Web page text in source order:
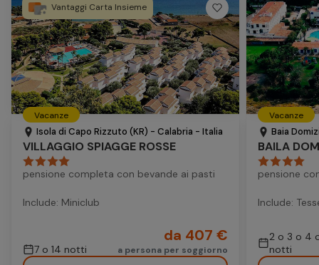
Vantaggi Carta Insieme
Vacanze
Isola di Capo Rizzuto (KR) - Calabria - Italia
VILLAGGIO SPIAGGE ROSSE
pensione completa con bevande ai pasti
Include: Miniclub
7 o 14 notti
da 407 €
a persona per soggiorno
Vacanze
Baia
BAILA
pensione
Include:
2 o 3 o 4
notti